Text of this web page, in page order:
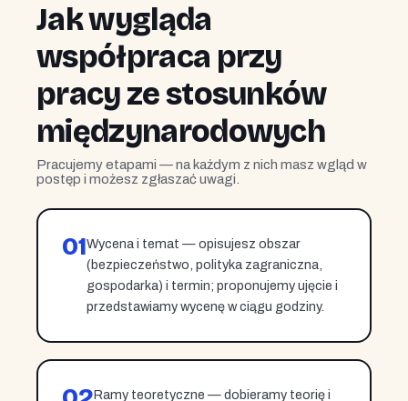
Jak wygląda
współpraca przy
pracy ze stosunków
międzynarodowych
Pracujemy etapami — na każdym z nich masz wgląd w
postęp i możesz zgłaszać uwagi.
01Wycena i temat — opisujesz obszar
(bezpieczeństwo, polityka zagraniczna,
gospodarka) i termin; proponujemy ujęcie i
przedstawiamy wycenę w ciągu godziny.
Ramy teoretyczne — dobieramy teorię i